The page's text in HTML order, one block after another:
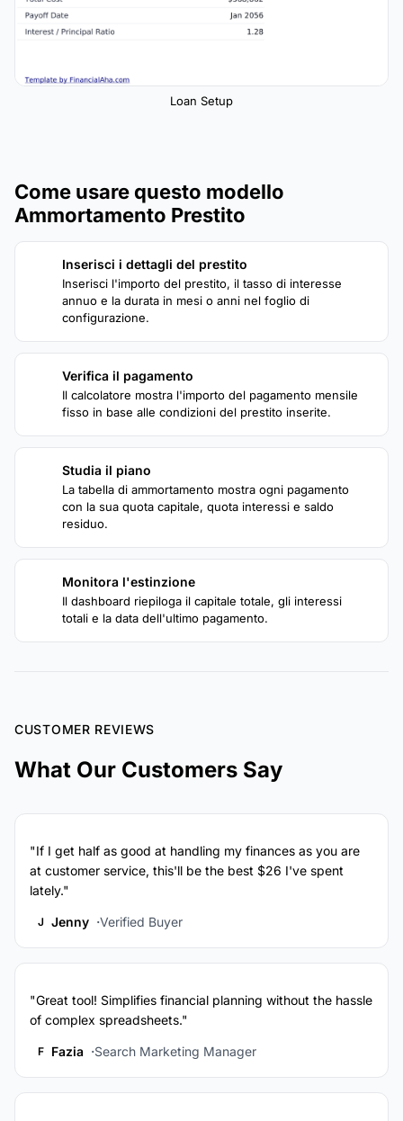
Loan Setup
Come usare questo modello
Ammortamento Prestito
Inserisci i dettagli del prestito
Inserisci l'importo del prestito, il tasso di interesse
annuo e la durata in mesi o anni nel foglio di
configurazione.
Verifica il pagamento
Il calcolatore mostra l'importo del pagamento mensile
fisso in base alle condizioni del prestito inserite.
Studia il piano
La tabella di ammortamento mostra ogni pagamento
con la sua quota capitale, quota interessi e saldo
residuo.
Monitora l'estinzione
Il dashboard riepiloga il capitale totale, gli interessi
totali e la data dell'ultimo pagamento.
CUSTOMER REVIEWS
What Our Customers Say
"If I get half as good at handling my finances as you are
at customer service, this'll be the best $26 I've spent
lately."
J Jenny Verified Buyer
"Great tool! Simplifies financial planning without the hassle
of complex spreadsheets."
F Fazia Search Marketing Manager